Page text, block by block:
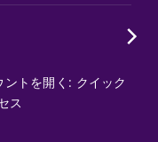
トを開く: クイック
ス